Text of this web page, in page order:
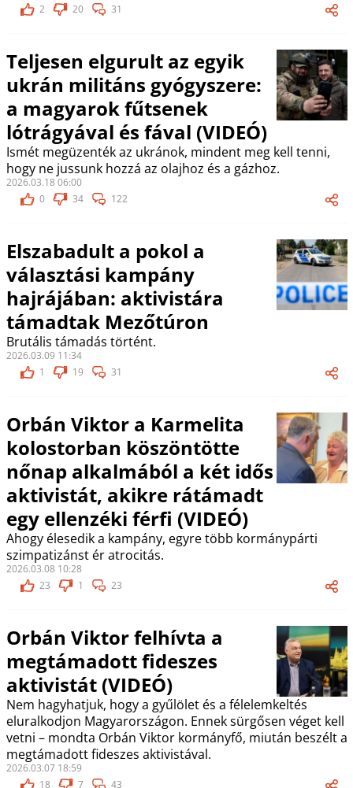
2
20 31
Teljesen elgurult az egyik
ukrán militáns gyógyszere:
a magyarok fűtsenek
lótrágyával és fával (VIDEÓ)
Ismét megüzenték az ukránok, mindent meg kell tenni,
hogy ne jussunk hozzá az olajhoz és a gázhoz.
2026.03.18 06:00
0
34 122
Elszabadult a pokol a
választási kampány
hajrájában: aktivistára
támadtak Mezőtúron
Brutális támadás történt.
2026.03.09 11:34
1
19 31
Orbán Viktor a Karmelita
kolostorban köszöntötte
nőnap alkalmából a két idős
aktivistát, akikre rátámadt
egy ellenzéki férfi (VIDEÓ)
Ahogy élesedik a kampány, egyre több kormánypárti
szimpatizánst ér atrocitás.
2026.03.08 10:28
23
1 23
Orbán Viktor felhívta a
megtámadott fideszes
aktivistát (VIDEÓ)
Nem hagyhatjuk, hogy a gyűlölet és a félelemkeltés
eluralkodjon Magyarországon. Ennek sürgősen véget kell
vetni – mondta Orbán Viktor kormányfő, miután beszélt a
megtámadott fideszes aktivistával.
2026.03.07 18:59
18
7 43